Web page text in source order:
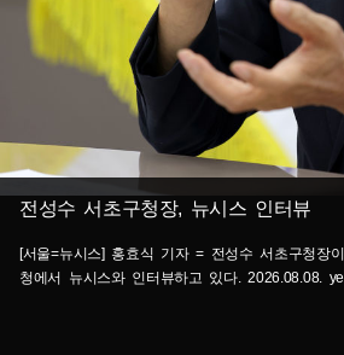
전성수 서초구청장, 뉴시스 인터뷰
[서울=뉴시스] 홍효식 기자 = 전성수 서초구청장
청에서 뉴시스와 인터뷰하고 있다. 2026.08.08.